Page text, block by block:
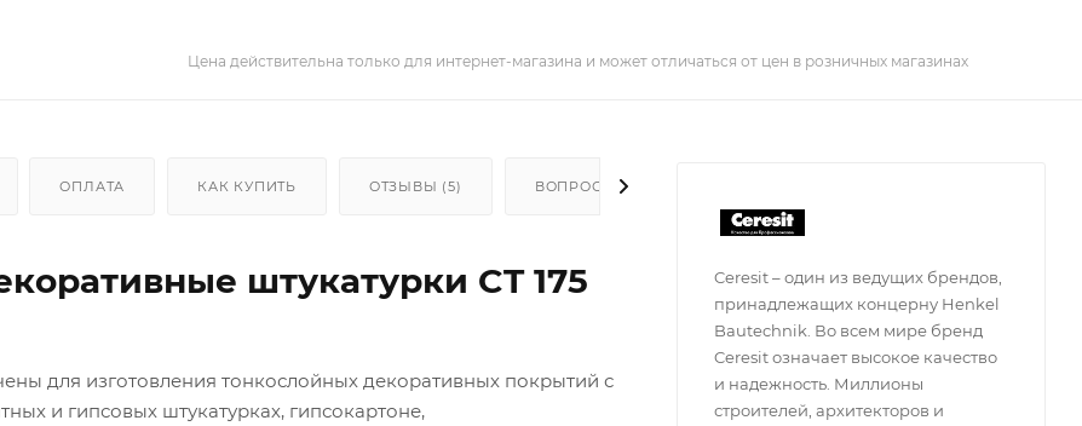
Цена действительна только для интернет-магазина и может отличаться от цен в розничных магазинах
ОПЛАТА КАК КУПИТЬ ОТЗЫВЫ (5) ВОПРОСЫ
штукатурки CT 175
для изготовления тонкослойных декоративных покрытий с
и гипсовых штукатурках, гипсокартоне,
Ceresit – один из ведущих брендов,
принадлежащих концерну Henkel
Bautechnik. Во всем мире бренд
Ceresit означает высокое качество
и надежность. Миллионы
строителей, архитекторов и